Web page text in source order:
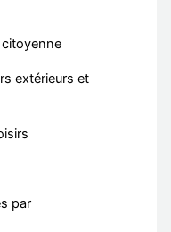
extérieurs et
par